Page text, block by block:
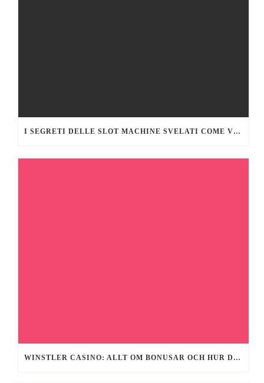
I SEGRETI DELLE SLOT MACHINE SVELATI COME VINCERE DI PIÙ AL CASINÒ
WINSTLER CASINO: ALLT OM BONUSAR OCH HUR DU FÅR GRATIS SPINS 2026